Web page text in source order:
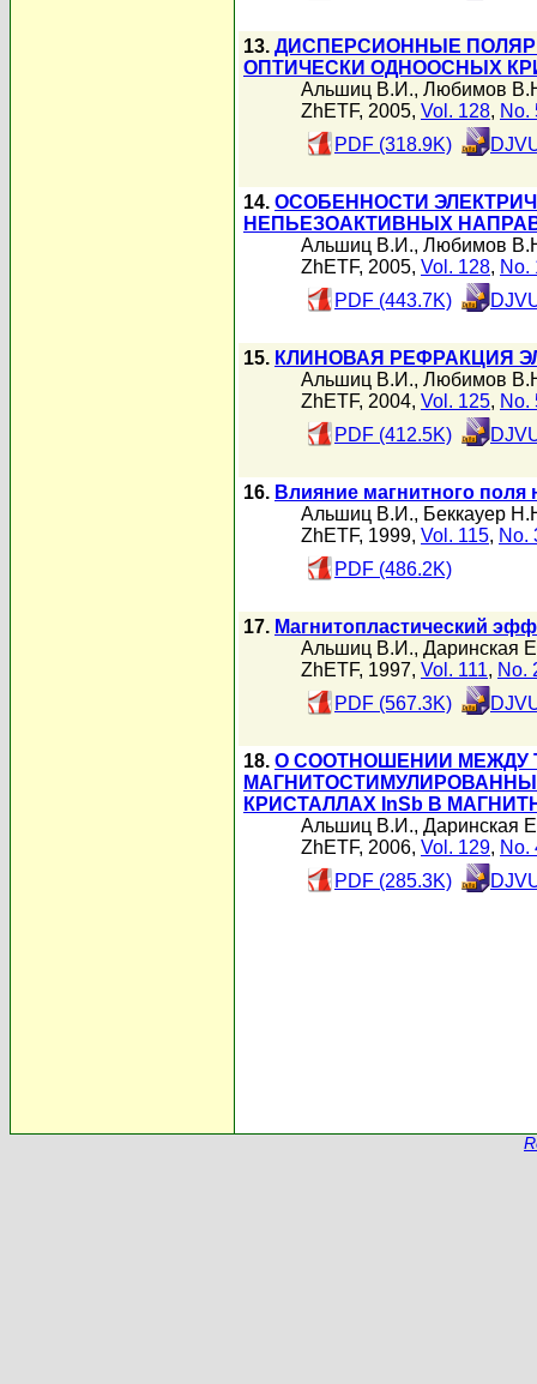
13. ДИСПЕРСИОННЫЕ
ОПТИЧЕСКИ ОДНООСНЫХ
Альшиц В.И., Любимов
ZhETF, 2005, Vol. 128, No.
PDF (318.9K)
14. ОСОБЕННОСТИ
НЕПЬЕЗОАКТИВНЫХ
Альшиц В.И., Любимов
ZhETF, 2005, Vol. 128, No.
PDF (443.7K)
15. КЛИНОВАЯ РЕФРАКЦИЯ
Альшиц В.И., Любимов
ZhETF, 2004, Vol. 125, No.
PDF (412.5K)
16. Влияние магнитного поля
Альшиц В.И., Беккауер
ZhETF, 1999, Vol. 115, No.
PDF (486.2K)
17. Магнитопластический
Альшиц В.И., Даринская
ZhETF, 1997, Vol. 111, No.
PDF (567.3K)
18. О СООТНОШЕНИИ МЕЖДУ
КРИСТАЛЛАХ InSb В
Альшиц В.И., Даринская
ZhETF, 2006, Vol. 129, No.
PDF (285.3K)